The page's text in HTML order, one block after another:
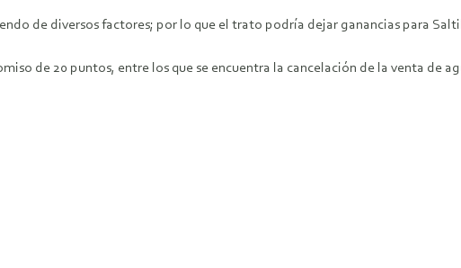
de diversos factores; por lo que el trato podría dejar ganancias para
de 20 puntos, entre los que se encuentra la cancelación de la venta de